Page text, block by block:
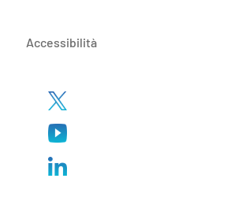
Accessibilità